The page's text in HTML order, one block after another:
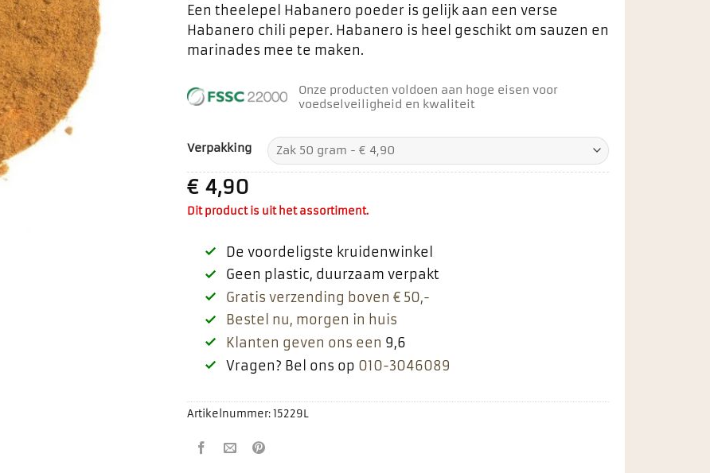
Een theelepel Habanero poeder is gelijk aan een verse
Habanero chili peper. Habanero is heel geschikt om sauzen en
marinades mee te maken.
Onze producten voldoen aan hoge eisen voor
voedselveiligheid en kwaliteit
Verpakking
€4,90
Dit product is uit het assortiment.
De voordeligste kruidenwinkel
Geen plastic, duurzaam verpakt
Gratis verzending boven € 50,-
Bestel nu, morgen in huis
Klanten geven ons een 9,6
Vragen? Bel ons op 010-3046089
Artikelnummer:15229L